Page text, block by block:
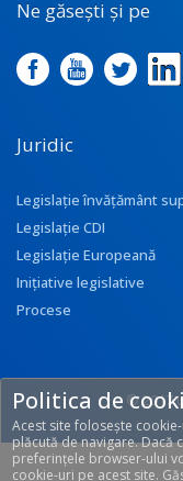
Ne găsești și pe
Juridic
Legislație învățământ
Legislație CDI
Legislație Europeană
Inițiative legislative
Procese
© 2017
Politica de
Acest site folosește
plăcută de navigare. Dacă
preferințele browser-ului
cookie-uri pe acest site.